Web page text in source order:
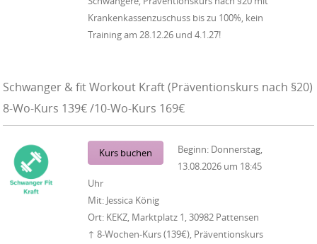
Krankenkassenzuschuss bis zu 100%, kein
Training am 28.12.26 und 4.1.27!
Schwanger & fit Workout Kraft (Präventionskurs nach §20)
8-Wo-Kurs 139€ /10-Wo-Kurs 169€
Kurs buchen Beginn: Donnerstag,
13.08.2026 um 18:45
Uhr
Mit: Jessica König
Ort: KEKZ, Marktplatz 1, 30982 Pattensen
↑ 8-Wochen-Kurs (139€), Präventionskurs